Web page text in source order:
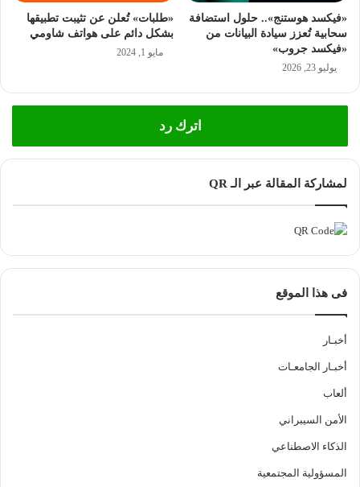
«فيكسد هوستنج».. حلول استضافة
سحابية تُعزز سيادة البيانات من
«فيكسد جروب»
يوليو 23, 2026
«طلبات» تُعلن عن تثيبت تطبيقها
بشكل دائم على هواتف شاومي
مايو 1, 2024
اترك رد
لمشاركة المقالة عبر الـ QR
فى هذا الموقع
أخبـار
أخبـار الجامعـات
ألعاب
الأمن السيبراني
الذكاء الاصطناعي
المسؤولية المجتمعية